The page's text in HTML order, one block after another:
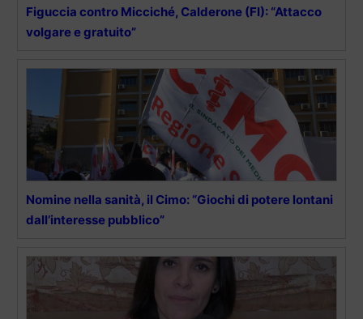
Figuccia contro Micciché, Calderone (FI): “Attacco
volgare e gratuito”
Nomine nella sanità, il Cimo: “Giochi di potere lontani
dall’interesse pubblico”